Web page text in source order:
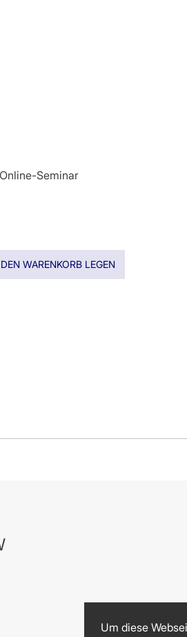
Seminar
Um diese